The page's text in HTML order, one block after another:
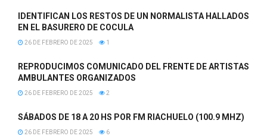
IDENTIFICAN LOS RESTOS DE UN NORMALISTA HALLADOS
EN EL BASURERO DE COCULA
26 DE FEBRERO DE 2025 1
REPRODUCIMOS COMUNICADO DEL FRENTE DE ARTISTAS
AMBULANTES ORGANIZADOS
26 DE FEBRERO DE 2025 2
SÁBADOS DE 18 A 20 HS POR FM RIACHUELO (100.9 MHZ)
26 DE FEBRERO DE 2025 6